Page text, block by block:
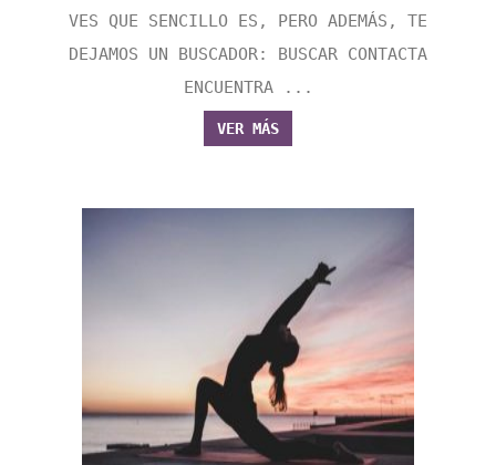
VES QUE SENCILLO ES, PERO ADEMÁS, TE
DEJAMOS UN BUSCADOR: BUSCAR CONTACTA
ENCUENTRA ...
VER MÁS